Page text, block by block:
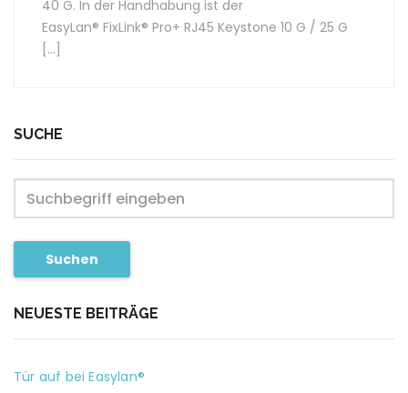
40 G. In der Handhabung ist der
EasyLan® FixLink® Pro+ RJ45 Keystone 10 G / 25 G
[…]
SUCHE
Suchen
NEUESTE BEITRÄGE
Tür auf bei Easylan®